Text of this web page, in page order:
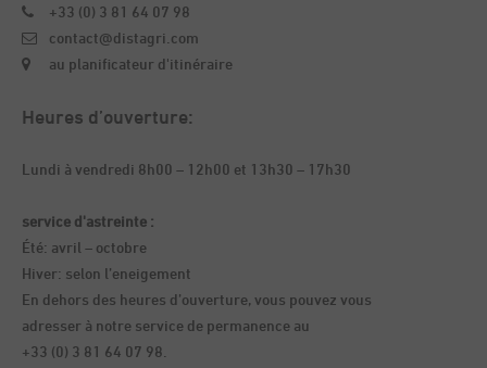
+33 (0) 3 81 64 07 98
contact@distagri.com
au planificateur d'itinéraire
Heures d’ouverture:
Lundi à vendredi 8h00 – 12h00 et 13h30 – 17h30
service d'astreinte :
Été: avril – octobre
Hiver: selon l’eneigement
En dehors des heures d’ouverture, vous pouvez vous
adresser à notre service de permanence au
+33 (0) 3 81 64 07 98.